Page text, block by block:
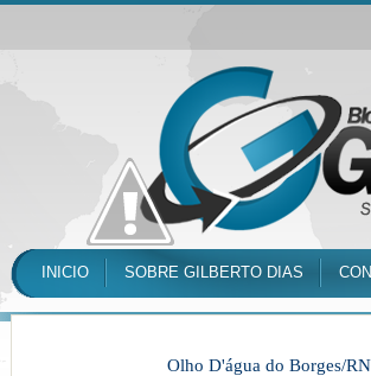
INICIO SOBRE GILBERTO DIAS
Olho D'água do Borges/